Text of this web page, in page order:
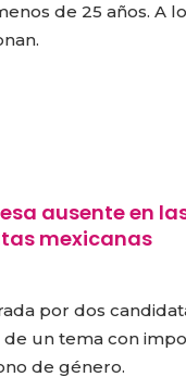
de 25 años. A
ausente en
mexicanas
por dos
de un tema con
de género.